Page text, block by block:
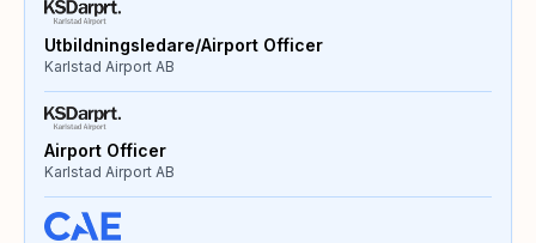
Utbildningsledare/Airport Officer
Karlstad Airport AB
Airport Officer
Karlstad Airport AB